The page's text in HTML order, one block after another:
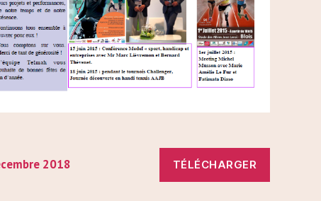
2018 TÉLÉCHARGER